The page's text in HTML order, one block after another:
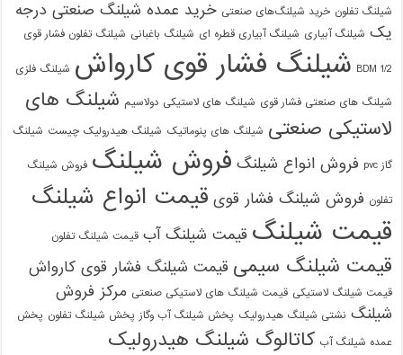
شیلنگ تفلون خرید شیلنگ‌های صنعتی خرید عمده شیلنگ صنعتی درجه
یک شیلنگ آبیاری شیلنگ آبیاری قطره ای شیلنگ باغبانی شیلنگ تفلون فشار قوی
1/2 BDM شیلنگ فشار قوی کارواش شیلنگ فلزی
شیلنگ های صنعتی فشار قوی شیلنگ های لاستیکی دولاسیم شیلنگ های
لاستیکی صنعتی شیلنگ های پنوماتیک شیلنگ هیدرولیک چیست شیلنگ
گاز pvc فروش انواع شیلنگ فروش شیلنگ فروش شیلنگ
تفلون فروش شیلنگ فشار قوی قیمت انواع شیلنگ
قیمت شیلنگ قیمت شیلنگ آب قیمت شیلنگ تفلون
قیمت شیلنگ سیمی قیمت شیلنگ فشار قوی کارواش
قیمت شیلنگ لاستیکی قیمت شیلنگ های لاستیکی صنعتی مرکز فروش
شیلنگ نشتی شیلنگ هیدرولیک پخش شیلنگ آب وگاز پخش شیلنگ تفلون پخش
عمده شیلنگ آب کاتالوگ شیلنگ هیدرولیک